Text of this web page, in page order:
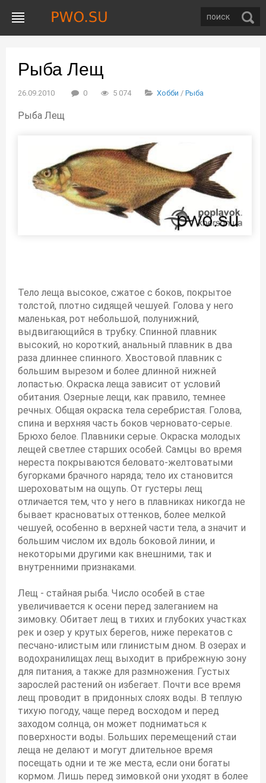
Рыба Лещ
26.09.2010 0 5 074 Хобби / Рыба
Рыба Лещ
Тело леща высокое, сжатое с боков, покрытое
толстой, плотно сидящей чешуей. Голова у него
маленькая, рот небольшой, полунижний,
выдвигающийся в трубку. Спинной плавник
высокий, но короткий, анальный плавник в два
раза длиннее спинного. Хвостовой плавник с
большим вырезом и более длинной нижней
лопастью. Окраска леща зависит от условий
обитания. Озерные лещи, как правило, темнее
речных. Общая окраска тела серебристая. Голова,
спина и верхняя часть боков черновато-серые.
Брюхо белое. Плавники серые. Окраска молодых
лещей светлее старших особей. Самцы во время
нереста покрываются беловато-желтоватыми
бугорками брачного наряда; тело их становится
шероховатым на ощупь. От густеры лещ
отличается тем, что у него в плавниках никогда не
бывает красноватых оттенков, более мелкой
чешуей, особенно в верхней части тела, а значит и
большим числом их вдоль боковой линии, и
некоторыми другими как внешними, так и
внутренними признаками.
Лещ - стайная рыба. Число особей в стае
увеличивается к осени перед залеганием на
зимовку. Обитает лещ в тихих и глубоких участках
рек и озер у крутых берегов, ниже перекатов с
песчано-илистым или глинистым дном. В озерах и
водохранилищах лещ выходит в прибрежную зону
для питания, а также для размножения. Густых
зарослей растений он избегает. Почти все время
лещ проводит в придонных слоях воды. В теплую
тихую погоду, чаще перед восходом и перед
заходом солнца, он может подниматься к
поверхности воды. Больших перемещений стаи
леща не делают и могут длительное время
посещать одни и те же места, если они богаты
кормом. Лишь перед зимовкой они уходят в более